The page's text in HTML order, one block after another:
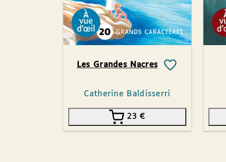
Les Grandes Nacres
Catherine Baldisserri
23€